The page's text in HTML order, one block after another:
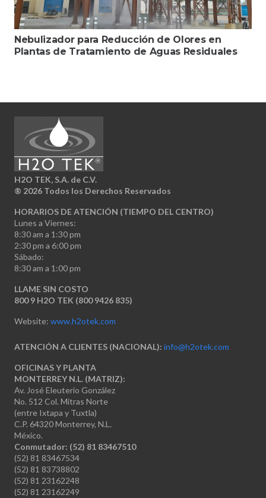
Nebulizador para Reducción de Olores en
Plantas de Tratamiento de Aguas Residuales
H2O TEK, S.A. de C.V.
® 2026 Todos los Derechos Reservados
HORARIOS DE ATENCIÓN (TIEMPO DEL CENTRO)
Lunes a Viernes:
8:30 am a 1:30 pm
2:30 pm a 6:00 pm
Sábado:
8:30 am a 1:00 pm
LLAME SIN COSTO
800 9 H2O TEK (800 9426 835)
Website: www.h2otek.com
ATENCIÓN A CLIENTES (NACIONAL): info@h2otek.com
OFICINAS Y PLANTA
MONTERREY N.L. (MATRIZ):
Av. José Eleuterio González
No. 512 Col. Mitras Norte
(entre Ixtapa y Tuxtla)
C.P. 64320 Monterrey, N.L.
México.
Conmutador: (52) 81 83467510
(52) 81 83467534
(52) 81 83738802
(52) 81 23162248
(52) 81 23162249